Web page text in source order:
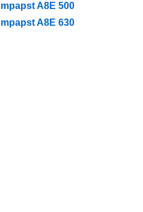
A8E 500
A8E 630